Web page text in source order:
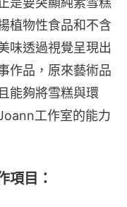
植物性食品和不含
味透過視覺呈現出
作品，原來藝術品
能夠將雪糕與環
工作室的能力
項目：